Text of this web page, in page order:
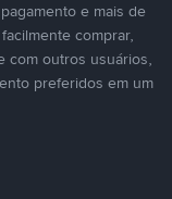
e mais de
comprar,
com outros usuários,
preferidos em um